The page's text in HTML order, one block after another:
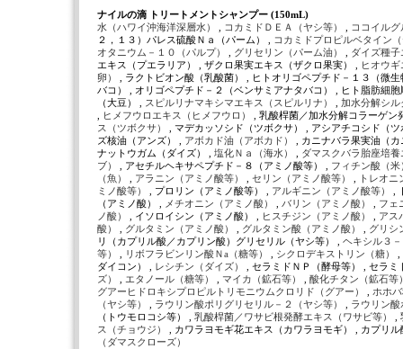
ナイルの滴 トリートメントシャンプー (150mL)
水（ハワイ沖海洋深層水）
コカミドＤＥＡ（ヤシ等）
ココイル
２，１３）パレス硫酸Ｎａ（パーム） ,
コカミドプロピルベタイン
オタニウム－１０（パルプ）
グリセリン（パーム油）
ダイズ種
エキス（プエラリア） , ザクロ果実エキス（ザクロ果実） ,
ヒオウ
卵）
, ラクトビオン酸（乳酸菌） , ヒトオリゴペプチド－１３（微
バコ） , オリゴペプチド－２（ベンサミアナタバコ） , ヒト脂肪細
（大豆） ,
スピルリナマキシマエキス（スピルリナ）
加水分解シ
ヒメフウロエキス（ヒメフウロ）
, 乳酸桿菌／加水分解コラーゲ
ス（ツボクサ）
, マデカッソシド（ツボクサ） , アシアチコシド（
ズ核油（アンズ） ,
アボカド油（アボカド）
, カニナバラ果実油（
ナットウガム（ダイズ） , 塩化Ｎａ（海水）
ダマスクバラ胎座培
ブ）
, アセチルヘキサペプチド－８（アミノ酸等） ,
フィチン酸（
（魚）
アラニン（アミノ酸等） セリン（アミノ酸等）
トレオ
ミノ酸等）
, プロリン（アミノ酸等） , アルギニン（アミノ酸等）
,
（アミノ酸） ,
メチオニン（アミノ酸） バリン（アミノ酸）
フェ
ノ酸）
, イソロイシン（アミノ酸） , ヒスチジン（アミノ酸）
アス
酸）
グルタミン（アミノ酸） グルタミン酸（アミノ酸）
グリシ
リ（カプリル酸／カプリン酸）グリセリル（ヤシ等） , ヘキシル３
等）
リボフラビンリン酸Ｎa（糖等） シクロデキストリン（糖）
ダイコン） ,
レシチン（ダイズ）
, セラミドＮＰ（酵母等） , セラ
ズ）
エタノール（糖等） マイカ（鉱石等）
酸化チタン（鉱石等
グアーヒドロキシプロピルトリモニウムクロリド（グアー）
ホホ
（ヤシ等）
ラウリン酸ポリグリセリル－２（ヤシ等）
ラウリン
（トウモロコシ等） , 乳酸桿菌／ワサビ根発酵エキス（ワサビ等）
ス（チョウジ）
, カワラヨモギ花エキス（カワラヨモギ） , カプリ
（ダマスクローズ）